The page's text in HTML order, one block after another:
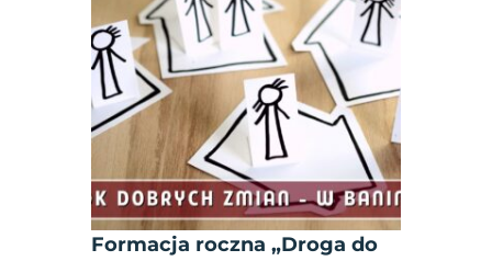
Formacja roczna „Droga do